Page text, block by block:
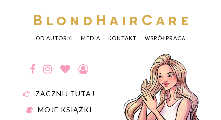
BlondHairCare
OD AUTORKI MEDIA KONTAKT WSPÓŁPRACA
ZACZNIJ TUTAJ
MOJE KSIĄŻKI